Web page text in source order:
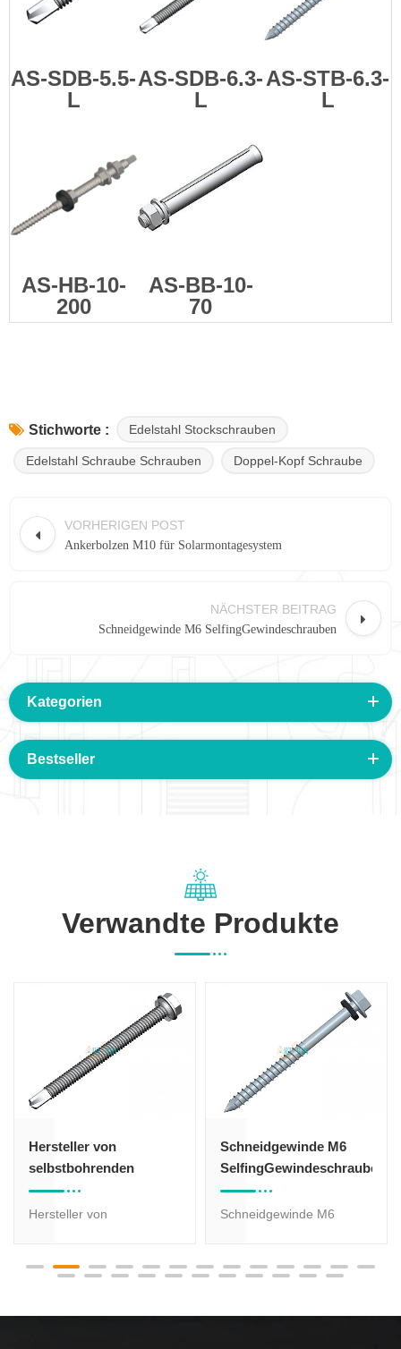
AS-SDB-5.5-
L
AS-SDB-6.3-
L
AS-STB-6.3-
L
AS-HB-10-
200
AS-BB-10-
70
Stichworte : Edelstahl Stockschrauben
Edelstahl Schraube Schrauben Doppel-Kopf Schraube
VORHERIGEN POST
Ankerbolzen M10 für Solarmontagesystem
NÄCHSTER BEITRAG
Schneidgewinde M6 SelfingGewindeschrauben
Kategorien
Bestseller
Verwandte Produkte
Hersteller von
selbstbohrenden
Schrauben M6.3 Größen
Hersteller von
mit hoher Qualität, ist gut
Schneidgewinde M6
SelfingGewindeschrauben
Schneidgewinde M6
Holzschrauben ist von